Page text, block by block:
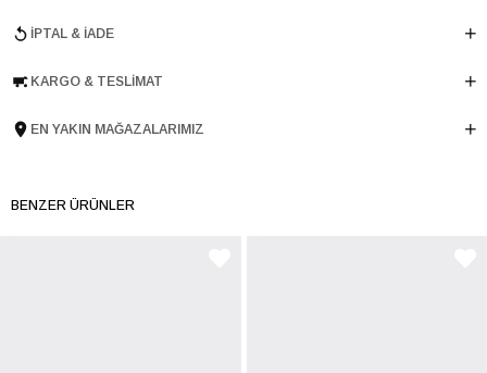
Topuk Boyu 3 cm
Tema Metallic
İPTAL & İADE
KARGO & TESLIMAT
EN YAKIN MAĞAZALARIMIZ
BENZER ÜRÜNLER